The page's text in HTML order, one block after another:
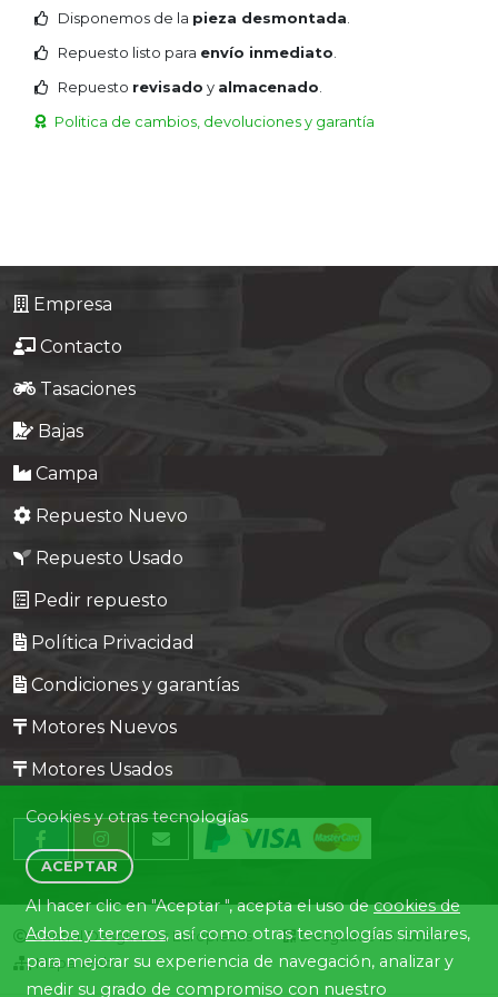
Disponemos de la pieza desmontada
Repuesto listo para envío inmediato
Repuesto revisado y almacenado
Politica de cambios, devoluciones y garantía
Empresa
Contacto
Tasaciones
Bajas
Campa
Repuesto Nuevo
Repuesto Usado
Pedir repuesto
Política Privacidad
Condiciones y garantías
Motores Nuevos
Motores Usados
Central Desguaces Europiezas
Desguace ID. 1505-19
Mapa Web
Cookies y otras tecnologías
ACEPTAR
Al hacer clic en "Aceptar ", acepta el uso decookies de
Adobe y terceros, así como otras tecnologías similares,
para mejorar su experiencia de navegación, analizar y
medir su grado de compromiso con nuestro